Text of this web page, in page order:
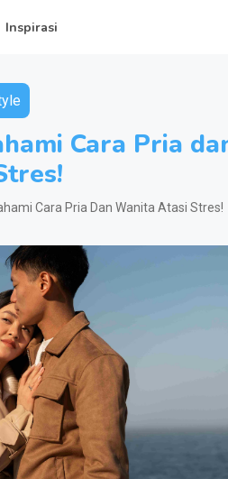
Inspirasi
Cara Pria
Cara Pria Dan Wanita Atasi Stres!